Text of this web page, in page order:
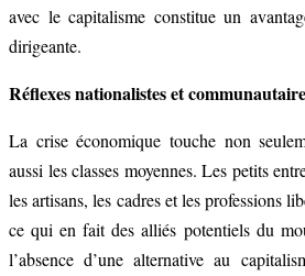
avec le capitalisme constitue un
dirigeante.
Réflexes nationalistes et
La crise économique touche non
aussi les classes moyennes. Les petits
les artisans, les cadres et les professions
ce qui en fait des alliés potentiels du
l’absence d’une alternative au